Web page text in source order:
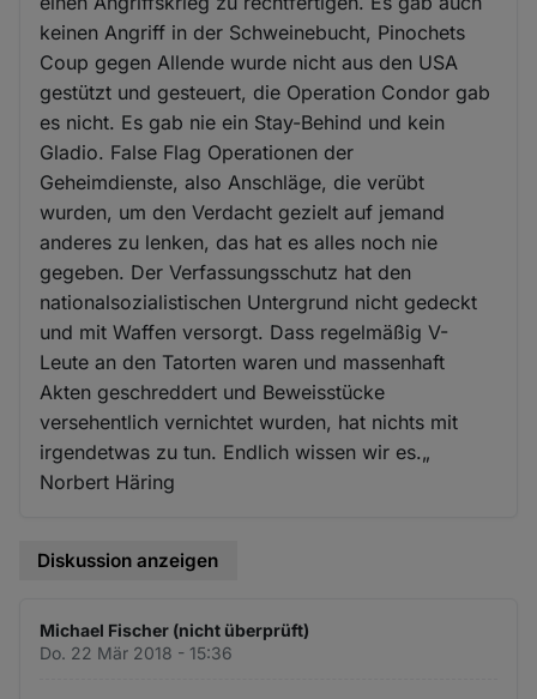
keinen Angriff in der Schweinebucht, Pinochets
Coup gegen Allende wurde nicht aus den USA
gestützt und gesteuert, die Operation Condor gab
es nicht. Es gab nie ein Stay-Behind und kein
Gladio. False Flag Operationen der
Geheimdienste, also Anschläge, die verübt
wurden, um den Verdacht gezielt auf jemand
anderes zu lenken, das hat es alles noch nie
gegeben. Der Verfassungsschutz hat den
nationalsozialistischen Untergrund nicht gedeckt
und mit Waffen versorgt. Dass regelmäßig V-
Leute an den Tatorten waren und massenhaft
Akten geschreddert und Beweisstücke
versehentlich vernichtet wurden, hat nichts mit
irgendetwas zu tun. Endlich wissen wir es.„
Norbert Häring
Diskussion anzeigen
Michael Fischer (nicht überprüft)
Do. 22 Mär 2018 - 15:36